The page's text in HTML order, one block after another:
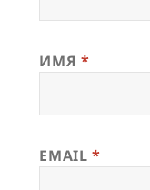
ИМЯ *
EMAIL*